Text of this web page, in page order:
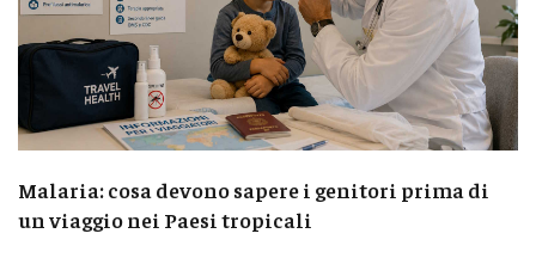
Malaria: cosa devono sapere i genitori prima di
un viaggio nei Paesi tropicali